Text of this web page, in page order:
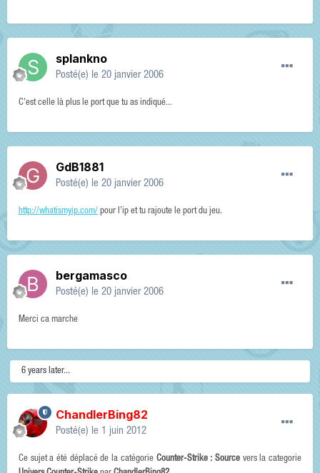
splankno
Posté(e) le 20 janvier 2006
C'est celle là plus le port que tu as indiqué...
GdB1881
Posté(e) le 20 janvier 2006
http://whatismyip.com/ pour l'ip et tu rajoute le port du jeu.
bergamasco
Posté(e) le 20 janvier 2006
Merci ca marche
6 years later...
ChandlerBing82
Posté(e) le 1 juin 2012
Ce sujet a été déplacé de la catégorie Counter-Strike : Sourcevers la categorie